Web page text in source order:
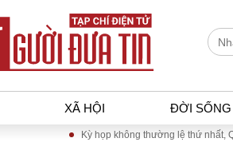
XÃ HỘI ĐỜI SỐNG
Kỳ họp không thường lệ thứ nhất, Quốc hội